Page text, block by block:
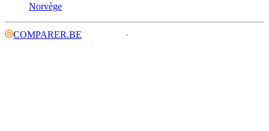
Norvège
COMPARER.BE